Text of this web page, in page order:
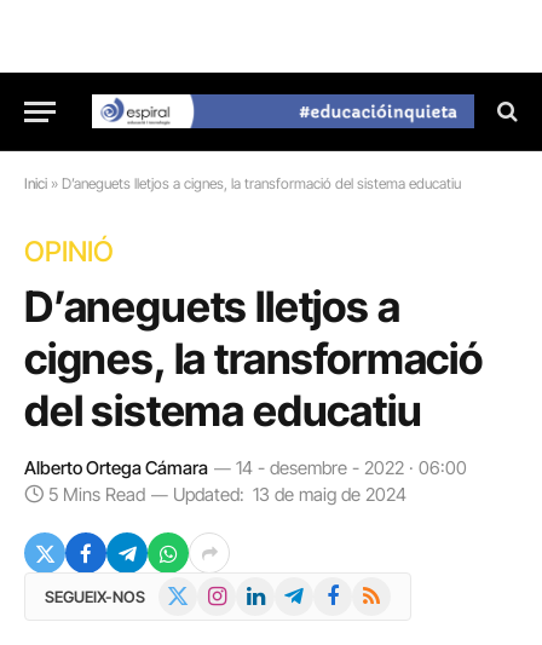
Inici » D’aneguets lletjos a cignes, la transformació del sistema educatiu
OPINIÓ
D’aneguets lletjos a
cignes, la transformació
del sistema educatiu
Alberto Ortega Cámara
14 - desembre - 2022 · 06:00
5 Mins Read
Updated: 13 de maig de 2024
SEGUEIX-NOS InstagramLinkedInTelegramFacebook
RSS